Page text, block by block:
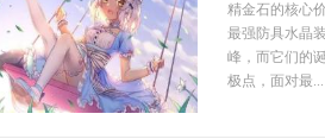
精金石的核心
最强防具水晶
峰，而它们的
极点，面对最...